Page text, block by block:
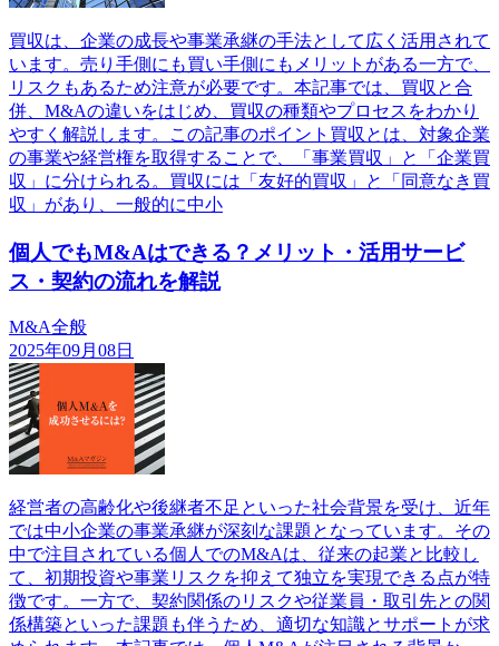
買収は、企業の成長や事業承継の手法として広く活用されて
います。売り手側にも買い手側にもメリットがある一方で、
リスクもあるため注意が必要です。本記事では、買収と合
併、M&Aの違いをはじめ、買収の種類やプロセスをわかり
やすく解説します。この記事のポイント買収とは、対象企業
の事業や経営権を取得することで、「事業買収」と「企業買
収」に分けられる。買収には「友好的買収」と「同意なき買
収」があり、一般的に中小
個人でもM&Aはできる？メリット・活用サービ
ス・契約の流れを解説
M&A全般
2025年09月08日
経営者の高齢化や後継者不足といった社会背景を受け、近年
では中小企業の事業承継が深刻な課題となっています。その
中で注目されている個人でのM&Aは、従来の起業と比較し
て、初期投資や事業リスクを抑えて独立を実現できる点が特
徴です。一方で、契約関係のリスクや従業員・取引先との関
係構築といった課題も伴うため、適切な知識とサポートが求